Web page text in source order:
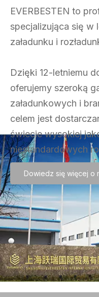
EVERBESTEN to
specjalizująca się w
załadunku i
Dzięki 12-letniemu
oferujemy szeroką
załadunkowych i
celem jest
świecie wysokiej
niestandardowych
Dowiedz się więcej o